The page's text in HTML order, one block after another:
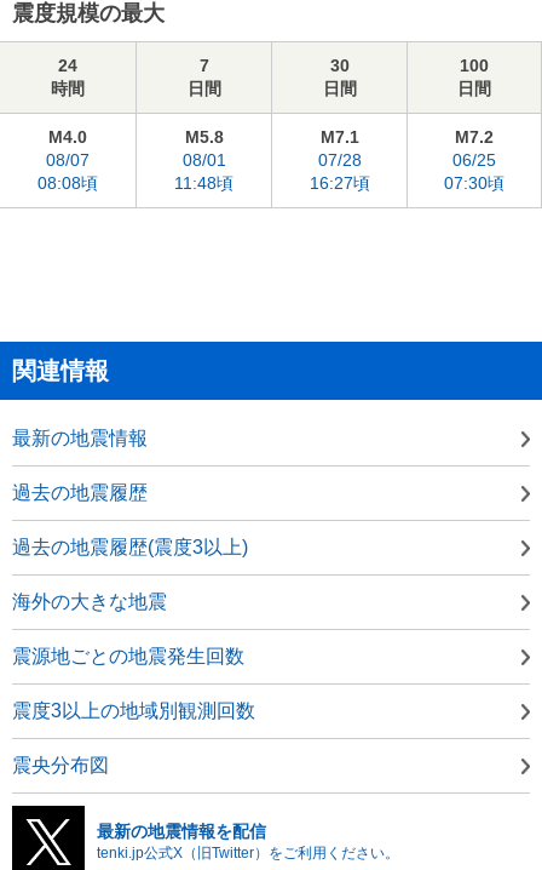
震度規模の最大
24
時間
7
日間
30
日間
100
日間
M4.0
08/07
08:08頃
M5.8
08/01
11:48頃
M7.1
07/28
16:27頃
M7.2
06/25
07:30頃
関連情報
最新の地震情報
過去の地震履歴
過去の地震履歴(震度3以上)
海外の大きな地震
震源地ごとの地震発生回数
震度3以上の地域別観測回数
震央分布図
最新の地震情報を配信
tenki.jp公式X（旧Twitter）をご利用ください。